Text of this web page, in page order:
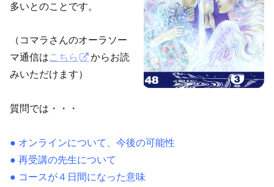
多いとのことです。
（コマラさんのオーラソー
マ通信は こちら
からお読
みいただけます）
質問では・・・
● オンラインについて、今後の可能性
● 再受講の先生について
● コースが４日間になった意味